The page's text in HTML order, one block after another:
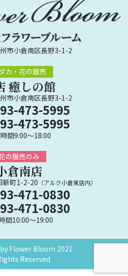
市小倉南区長野3-1-2
カ・花の販売
癒しの館
市小倉南区長野3-1-2
473-5995
473-5995
間9:00～18:00
の販売のみ
倉南店
新町1-2-20 （アルク小倉東店内）
471-0830
471-0830
間10:00～19:00
Flower Bloom 2021
Reserved.